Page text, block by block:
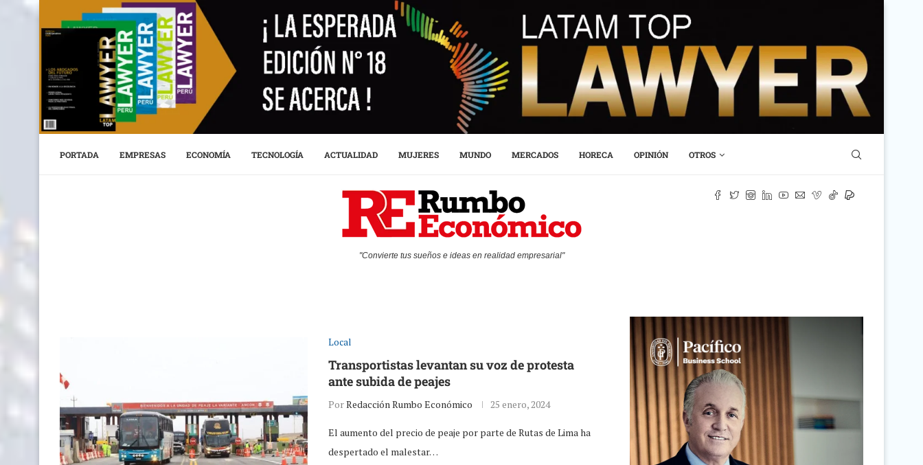
PORTADA EMPRESAS ECONOMÍA TECNOLOGÍA ACTUALIDAD MUJERES MUNDO MERCADOS HORECA OPINIÓN OTROS
"Convierte tus sueños e ideas en realidad empresarial"
Local
Transportistas levantan su voz de protesta
ante subida de peajes
PorRedacción Rumbo Económico 25 enero, 2024
El aumento del precio de peaje por parte de Rutas de Lima ha
despertado el malestar…